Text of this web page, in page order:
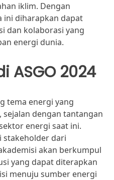
iklim. Dengan
ini diharapkan dapat
dan kolaborasi yang
energi dunia.
ASGO 2024
tema energi yang
dengan tantangan
energi saat ini.
stakeholder dari
akan berkumpul
yang dapat diterapkan
menuju sumber energi